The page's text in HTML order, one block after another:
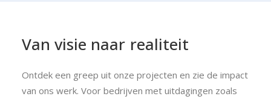
Van visie naar realiteit
Ontdek een greep uit onze projecten en zie de impact
van ons werk. Voor bedrijven met uitdagingen zoals